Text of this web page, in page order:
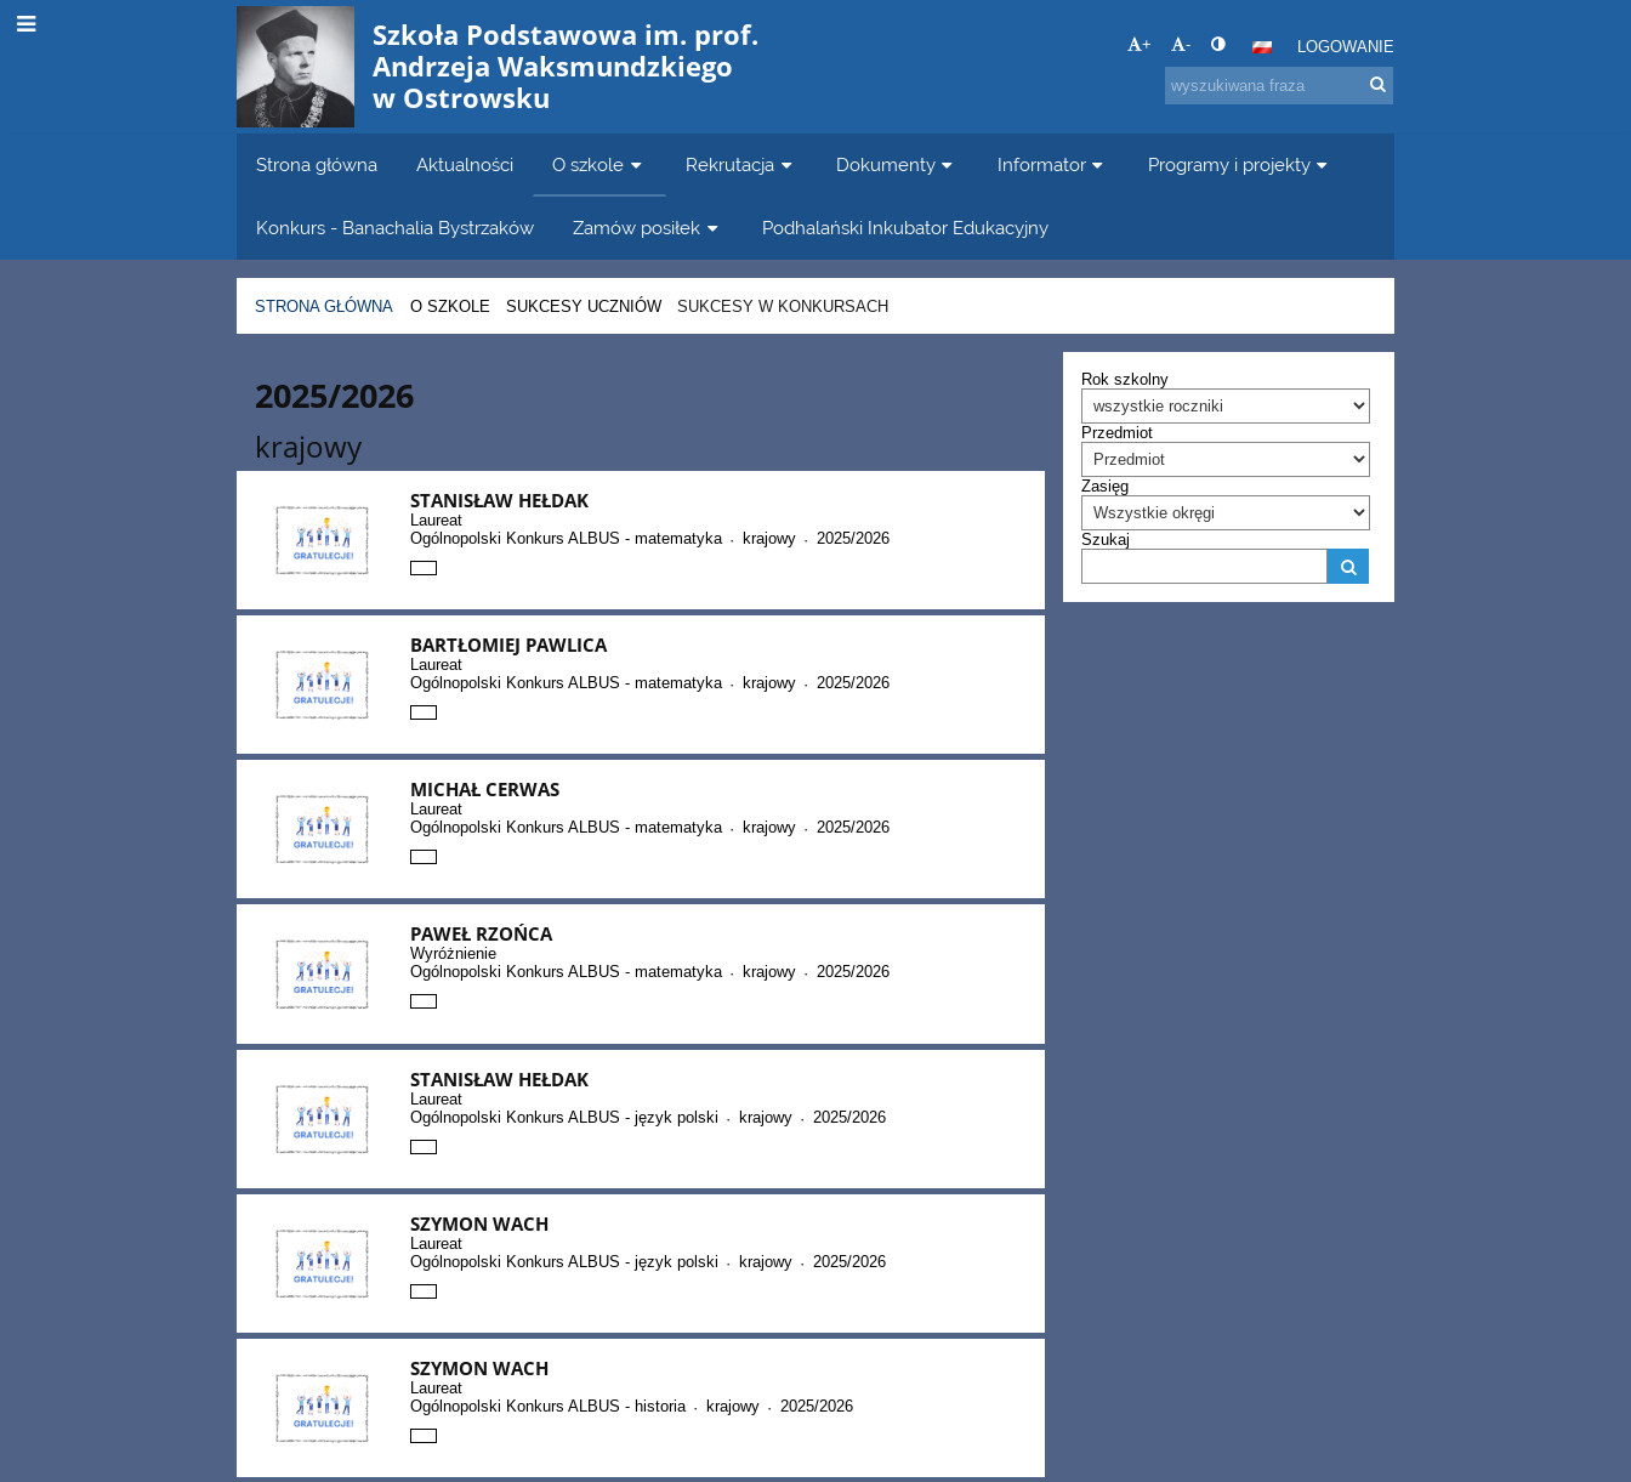
Szkoła Podstawowa im. prof.
Andrzeja Waksmundzkiego
w Ostrowsku
+ - LOGOWANIE
Strona główna Aktualności O szkole Rekrutacja Dokumenty Informator Programy i projekty
Konkurs - Banachalia Bystrzaków Zamów posiłek Podhalański Inkubator Edukacyjny
STRONA GŁÓWNA O SZKOLE SUKCESY UCZNIÓW SUKCESY W KONKURSACH
Sukcesy
w
konkursach
2025/2026
krajowy
STANISŁAW HEŁDAK
Laureat
Ogólnopolski Konkurs ALBUS - matematyka · krajowy · 2025/2026
BARTŁOMIEJ PAWLICA
Laureat
Ogólnopolski Konkurs ALBUS - matematyka · krajowy · 2025/2026
MICHAŁ CERWAS
Laureat
Ogólnopolski Konkurs ALBUS - matematyka · krajowy · 2025/2026
PAWEŁ RZOŃCA
Wyróżnienie
Ogólnopolski Konkurs ALBUS - matematyka · krajowy · 2025/2026
STANISŁAW HEŁDAK
Laureat
Ogólnopolski Konkurs ALBUS - język polski · krajowy · 2025/2026
SZYMON WACH
Laureat
Ogólnopolski Konkurs ALBUS - język polski · krajowy · 2025/2026
SZYMON WACH
Laureat
Ogólnopolski Konkurs ALBUS - historia · krajowy · 2025/2026
Rok szkolny
Przedmiot
Zasięg
Szukaj